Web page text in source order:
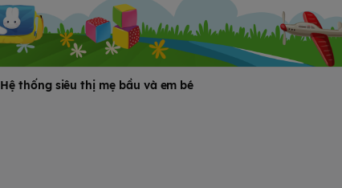
Hệ thống siêu thị mẹ bầu và em bé